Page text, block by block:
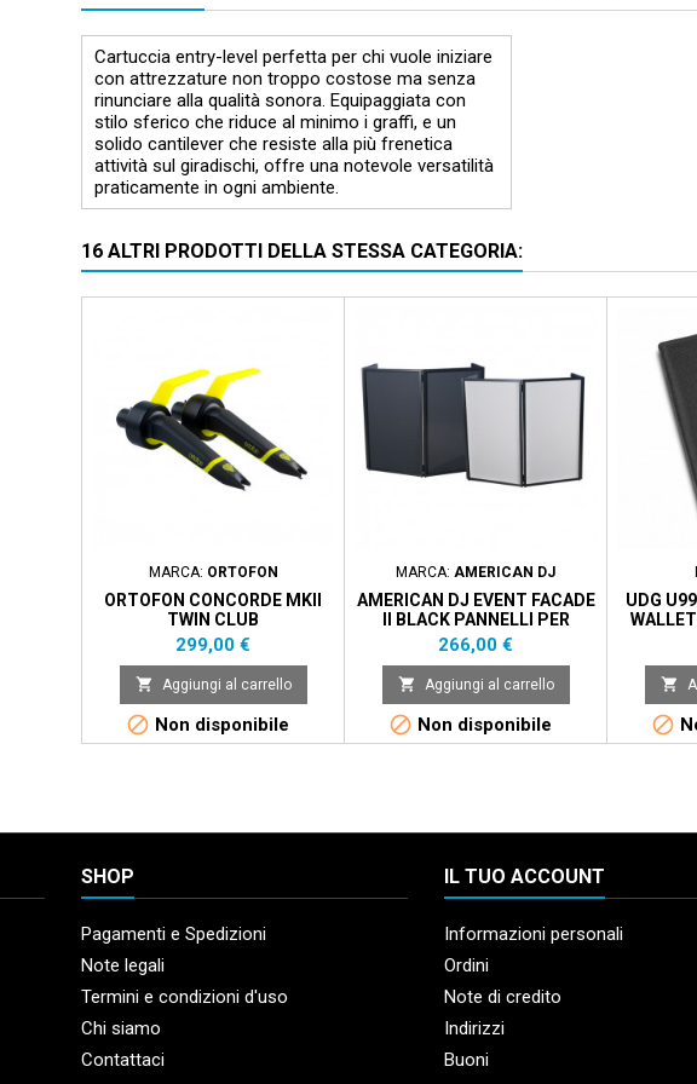
Cartuccia entry-level perfetta per chi vuole iniziare
con attrezzature non troppo costose ma senza
rinunciare alla qualità sonora. Equipaggiata con
stilo sferico che riduce al minimo i graffi, e un
solido cantilever che resiste alla più frenetica
attività sul giradischi, offre una notevole versatilità
praticamente in ogni ambiente.
16 ALTRI PRODOTTI DELLA STESSA CATEGORIA:
MARCA: ORTOFON
ORTOFON CONCORDE MKII
TWIN CLUB
Prezzo
299,00 €
 Aggiungi al carrello
 Non disponibile
MARCA: AMERICAN DJ
AMERICAN DJ EVENT FACADE
II BLACK PANNELLI PER
COPERTURA STRUTTURA DJ
Prezzo
266,00 €
 Aggiungi al carrello
 Non disponibile
UDG


SHOP
Pagamenti e Spedizioni
Note legali
Termini e condizioni d'uso
Chi siamo
Contattaci
IL TUO ACCOUNT
Informazioni personali
Ordini
Note di credito
Indirizzi
Buoni